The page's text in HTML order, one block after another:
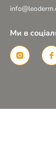
Ми в